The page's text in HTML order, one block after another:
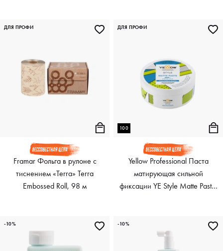
Framar Фольга в рулоне с
тиснением «Terra» Terra
Embossed Roll, 98 м
ДЛЯ ПРОФИ
100
Yellow Professional Паста
матирующая сильной
фиксации YE Style Matte Paste,
ДЛЯ ПРОФИ
-10% -10%